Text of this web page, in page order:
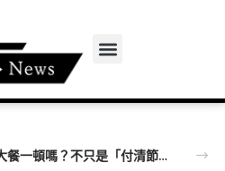
【薩迦哲思】父親節，只能大餐一頓嗎？不只是「付清節」更要培福積德